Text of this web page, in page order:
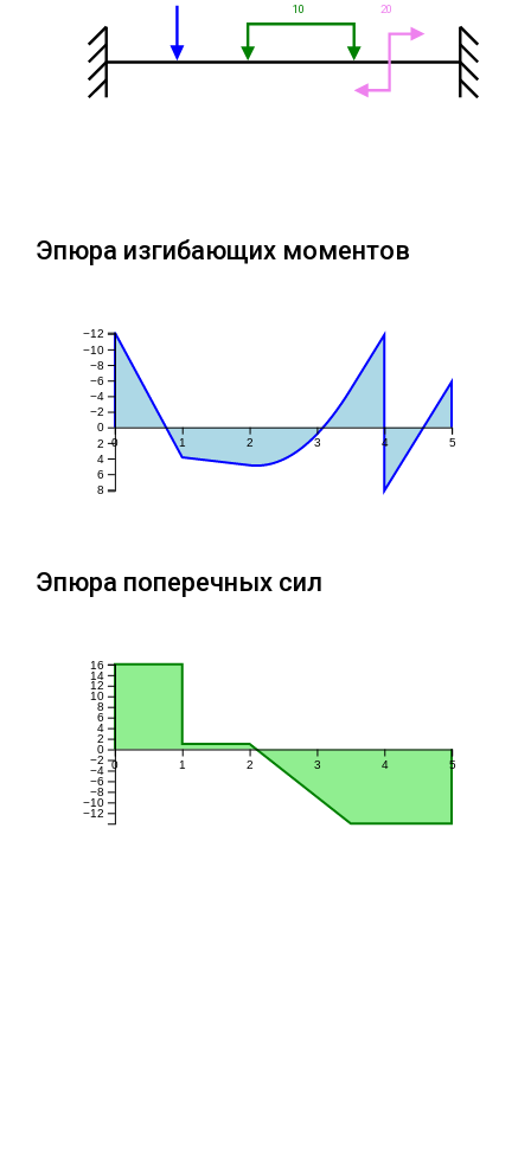
10
20
Эпюра изгибающих моментов
0 1 2 3 4 5
−12
−10
−8
−6
−4
−2
0
2
4
6
8
Эпюра поперечных сил
0 1 2 3 4 5
−12
−10
−8
−6
−4
−2
0
2
4
6
8
10
12
14
16